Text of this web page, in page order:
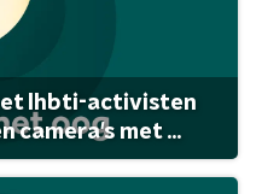
lhbti-activisten
camera's met ...